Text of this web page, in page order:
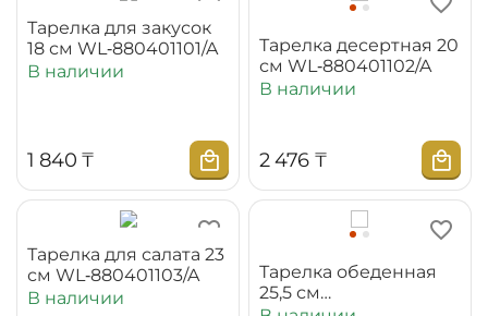
Тарелка для закусок
18 см WL‑880401101/A
В наличии
1 840 ₸
Тарелка десертная 20
см WL‑880401102/A
В наличии
2 476 ₸
Тарелка для салата 23
см WL‑880401103/A
В наличии
Тарелка обеденная
25,5 см